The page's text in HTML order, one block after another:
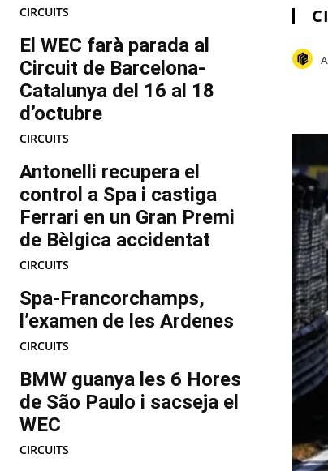
CIRCUITS
El WEC farà parada al
Circuit de Barcelona-
Catalunya del 16 al 18
d’octubre
CIRCUITS
Antonelli recupera el
control a Spa i castiga
Ferrari en un Gran Premi
de Bèlgica accidentat
CIRCUITS
Spa-Francorchamps,
l’examen de les Ardenes
CIRCUITS
BMW guanya les 6 Hores
de São Paulo i sacseja el
WEC
CIRCUITS